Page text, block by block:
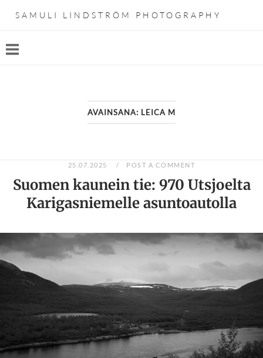
SAMULI LINDSTRÖM PHOTOGRAPHY
AVAINSANA: LEICA M
25.07.2025 POST A COMMENT
Suomen kaunein tie: 970 Utsjoelta
Karigasniemelle asuntoautolla